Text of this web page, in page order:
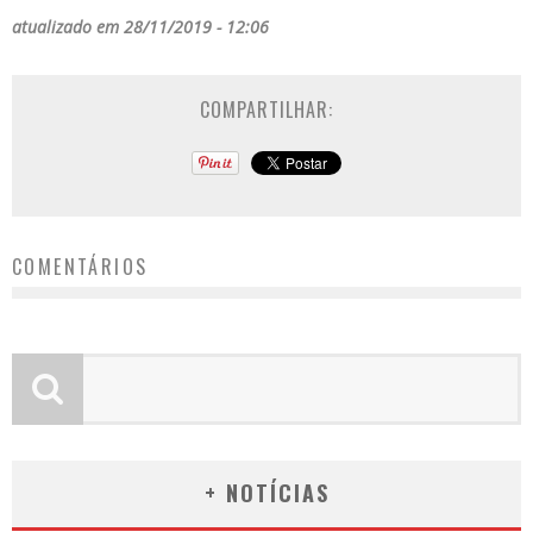
atualizado em 28/11/2019 - 12:06
COMPARTILHAR:
COMENTÁRIOS
+ NOTÍCIAS